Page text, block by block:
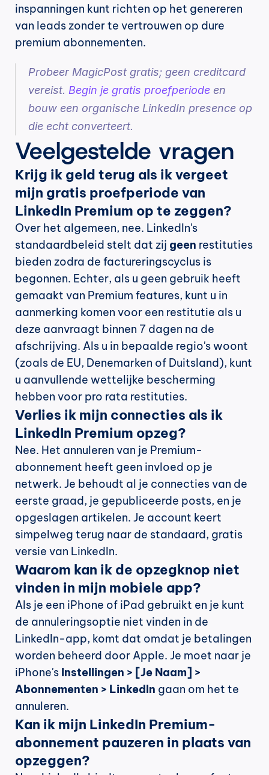
inspanningen kunt richten op het genereren
van leads zonder te vertrouwen op dure
premium abonnementen.
Probeer MagicPost gratis; geen creditcard
vereist. Begin je gratis proefperiode en
bouw een organische LinkedIn presence op
die echt converteert.
Veelgestelde vragen
Krijg ik geld terug als ik vergeet
mijn gratis proefperiode van
LinkedIn Premium op te zeggen?
Over het algemeen, nee. LinkedIn's
standaardbeleid stelt dat zij geen restituties
bieden zodra de factureringscyclus is
begonnen. Echter, als u geen gebruik heeft
gemaakt van Premium features, kunt u in
aanmerking komen voor een restitutie als u
deze aanvraagt binnen 7 dagen na de
afschrijving. Als u in bepaalde regio's woont
(zoals de EU, Denemarken of Duitsland), kunt
u aanvullende wettelijke bescherming
hebben voor pro rata restituties.
Verlies ik mijn connecties als ik
LinkedIn Premium opzeg?
Nee. Het annuleren van je Premium-
abonnement heeft geen invloed op je
netwerk. Je behoudt al je connecties van de
eerste graad, je gepubliceerde posts, en je
opgeslagen artikelen. Je account keert
simpelweg terug naar de standaard, gratis
versie van LinkedIn.
Waarom kan ik de opzegknop niet
vinden in mijn mobiele app?
Als je een iPhone of iPad gebruikt en je kunt
de annuleringsoptie niet vinden in de
LinkedIn-app, komt dat omdat je betalingen
worden beheerd door Apple. Je moet naar je
iPhone's Instellingen > [Je Naam] >
Abonnementen > LinkedIn gaan om het te
annuleren.
Kan ik mijn LinkedIn Premium-
abonnement pauzeren in plaats van
opzeggen?